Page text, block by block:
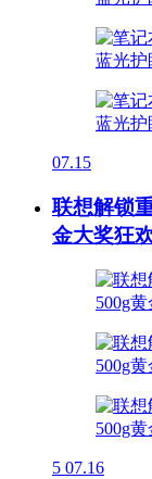
07.15
联想解锁
金大奖狂
5 07.16